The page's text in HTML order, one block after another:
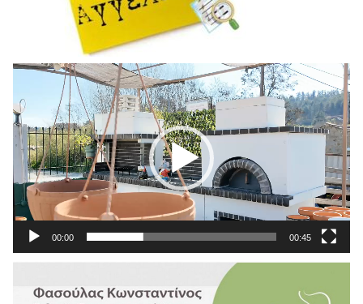
Πρόγραμμα
Αναπαραγωγής
Βίντεο
00:00 00:45